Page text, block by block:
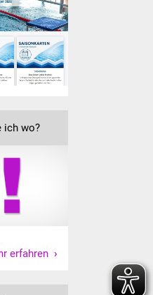
Formulare
Bürgerinfos
Kolping-Musikschule
Volkshochschule
ich wo?
erfahren